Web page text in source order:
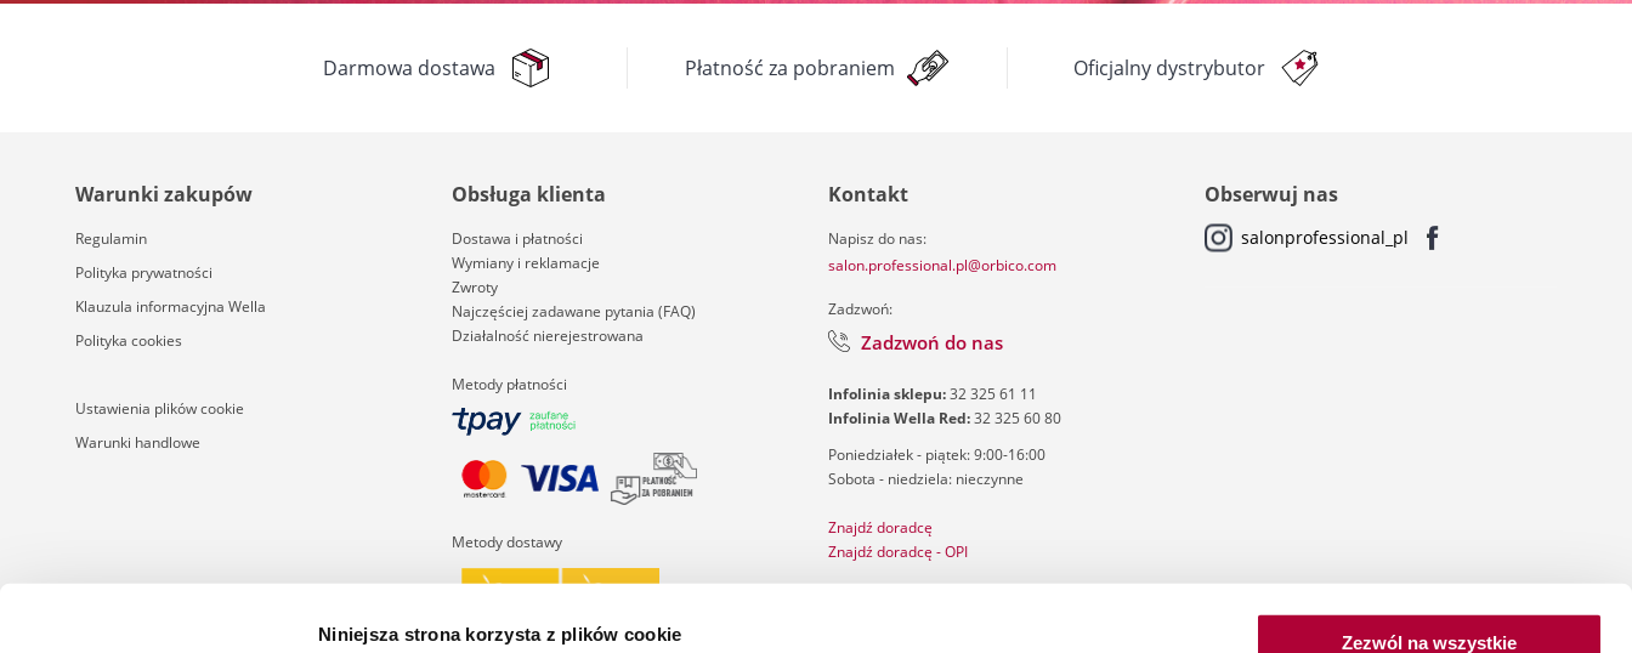
Niniejsza strona korzysta z plików cookie Zezwól na wszystkie
Darmowa dostawa Płatność za pobraniem Oficjalny dystrybutor
Warunki zakupów
Regulamin
Polityka prywatności
Klauzula informacyjna Wella
Polityka cookies
Ustawienia plików cookie
Warunki handlowe
Obsługa klienta
Dostawa i płatności
Wymiany i reklamacje
Zwroty
Najczęściej zadawane pytania (FAQ)
Działalność nierejestrowana
Metody płatności
Metody dostawy
Kontakt
Napisz do nas:
salon.professional.pl@orbico.com
Zadzwoń:
Zadzwoń do nas
Infolinia sklepu:32 325 61 11
Infolinia Wella Red:32 325 60 80
Poniedziałek - piątek: 9:00-16:00
Sobota - niedziela: nieczynne
Znajdź doradcę
Znajdź doradcę - OPI
Obserwuj nas
salonprofessional_pl